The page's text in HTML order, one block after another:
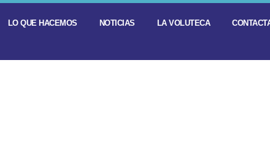
LO QUE HACEMOS NOTICIAS LA VOLUTECA